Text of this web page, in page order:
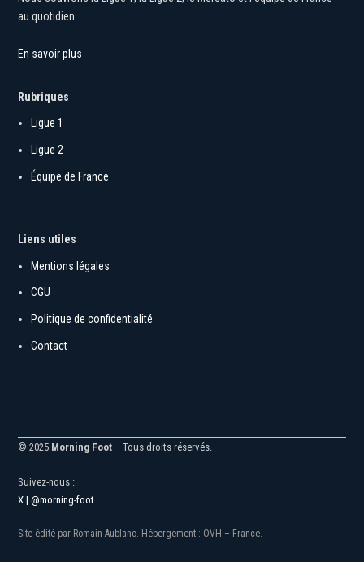
Nous couvrons la Ligue 1, la Ligue 2, le Mercato et l’équipe de France
au quotidien.
En savoir plus
Rubriques
Ligue 1
Ligue 2
Équipe de France
Mentions légales
Politique de confidentialité
Morning Foot
X | @morning-foot